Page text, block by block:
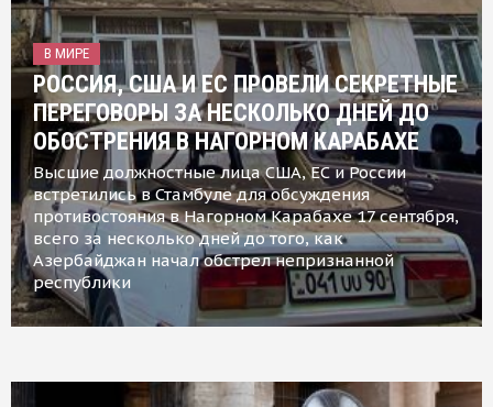
В МИРЕ
РОССИЯ, США И ЕС ПРОВЕЛИ СЕКРЕТНЫЕ
ПЕРЕГОВОРЫ ЗА НЕСКОЛЬКО ДНЕЙ ДО
ОБОСТРЕНИЯ В НАГОРНОМ КАРАБАХЕ
Высшие должностные лица США, ЕС и России
встретились в Стамбуле для обсуждения
противостояния в Нагорном Карабахе 17 сентября,
всего за несколько дней до того, как
Азербайджан начал обстрел непризнанной
республики